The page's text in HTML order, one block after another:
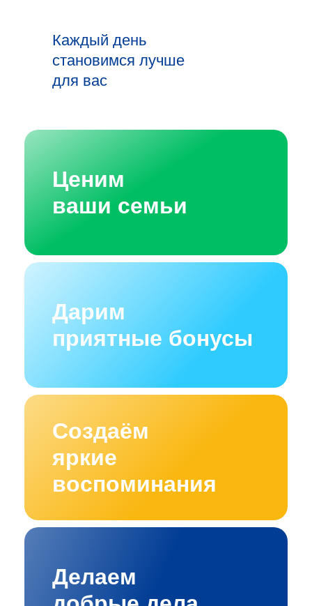
Каждый день
становимся лучше
для вас
Дарим
приятные бонусы
Ценим
ваши семьи
Создаём
яркие
воспоминания
Делаем